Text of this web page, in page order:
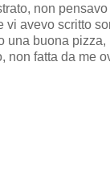
non
vi avevo scritto
una buona
non fatta da me